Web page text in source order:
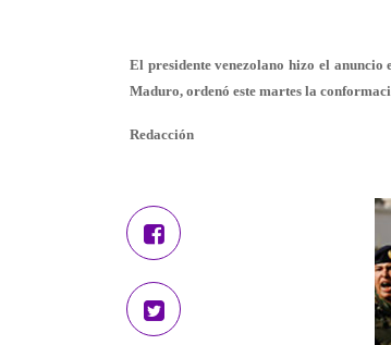
El presidente venezolano hizo el
Maduro, ordenó este martes la
Redacción